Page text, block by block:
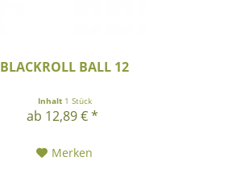
BLACKROLL BALL 12
Inhalt 1 Stück
ab 12,89 € *
Merken